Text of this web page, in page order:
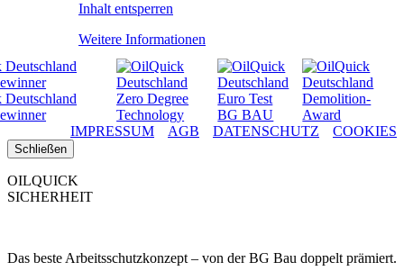
IMPRESSUM AGB DATENSCHUTZ COOKIES
Inhalt entsperren
Weitere Informationen
Schließen
OILQUICK
SICHERHEIT
Das beste Arbeitsschutzkonzept – von der BG Bau doppelt prämiert.